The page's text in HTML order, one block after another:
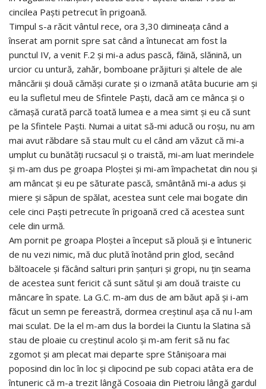
cincilea Paști petrecut în prigoană.
Timpul s-a răcit vântul rece, ora 3,30 dimineața când a
înserat am pornit spre sat când a întunecat am fost la
punctul IV, a venit F.2 și mi-a adus pască, făină, slănină, un
urcior cu untură, zahăr, bomboane prăjituri și altele de ale
mâncării și două cămăși curate și o izmană atâta bucurie am și
eu la sufletul meu de Sfintele Paști, dacă am ce mânca și o
cămașă curată parcă toată lumea e a mea simt și eu că sunt
pe la Sfintele Paști. Numai a uitat să-mi aducă ou roșu, nu am
mai avut răbdare să stau mult cu el când am văzut că mi-a
umplut cu bunătăți rucsacul și o traistă, mi-am luat merindele
și m-am dus pe groapa Ploștei și mi-am împachetat din nou și
am mâncat și eu pe săturate pască, smântână mi-a adus și
miere și săpun de spălat, acestea sunt cele mai bogate din
cele cinci Paști petrecute în prigoană cred că acestea sunt
cele din urmă.
Am pornit pe groapa Ploștei a început să plouă și e întuneric
de nu vezi nimic, mă duc plută înotând prin glod, secând
băltoacele și făcând salturi prin șanțuri și gropi, nu țin seama
de acestea sunt fericit că sunt sătul și am două traiste cu
mâncare în spate. La G.C. m-am dus de am băut apă și i-am
făcut un semn pe fereastră, dormea creștinul așa că nu l-am
mai sculat. De la el m-am dus la bordei la Ciuntu la Slatina să
stau de ploaie cu creștinul acolo și m-am ferit să nu fac
zgomot și am plecat mai departe spre Stânișoara mai
poposind din loc în loc și clipocind pe sub copaci atâta era de
întuneric că m-a trezit lângă Cosoaia din Pietroiu lângă gardul